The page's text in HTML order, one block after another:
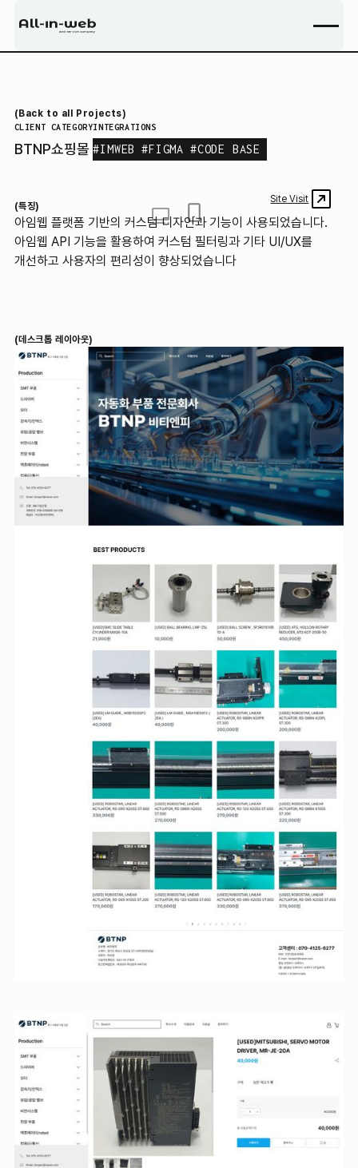
(Back to all Projects)
아임웹 커스텀 제조기업 홈페이지 웹사이트 구축 사례
CLIENT
BTNP
CATEGORY
쇼핑몰
INTEGRATIONS
#IMWEB #FIGMA #CODE BASE
https://www.btnp.co.kr/
Site Visit
(특징)
아임웹 플랫폼 기반의 커스텀 디자인과 기능이 사용되었습니다.
아임웹 API 기능을 활용하여 커스텀 필터링과 기타 UI/UX를
개선하고 사용자의 편리성이 향상되었습니다
(데스크톱 레이아웃)